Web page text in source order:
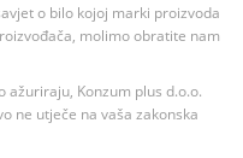
o bilo kojoj marki proizvoda
molimo obratite nam
Konzum plus d.o.o.
ne utječe na vaša zakonska